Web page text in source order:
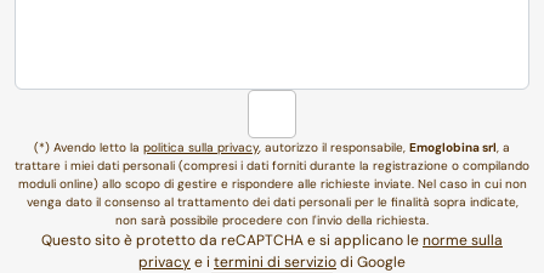
(*) Avendo letto la politica sulla privacy , autorizzo il responsabile, Emoglobina srl , a
trattare i miei dati personali (compresi i dati forniti durante la registrazione o compilando
moduli online) allo scopo di gestire e rispondere alle richieste inviate. Nel caso in cui non
venga dato il consenso al trattamento dei dati personali per le finalità sopra indicate,
non sarà possibile procedere con l'invio della richiesta.
Questo sito è protetto da reCAPTCHA e si applicano lenorme sulla
privacye i termini di serviziodi Google